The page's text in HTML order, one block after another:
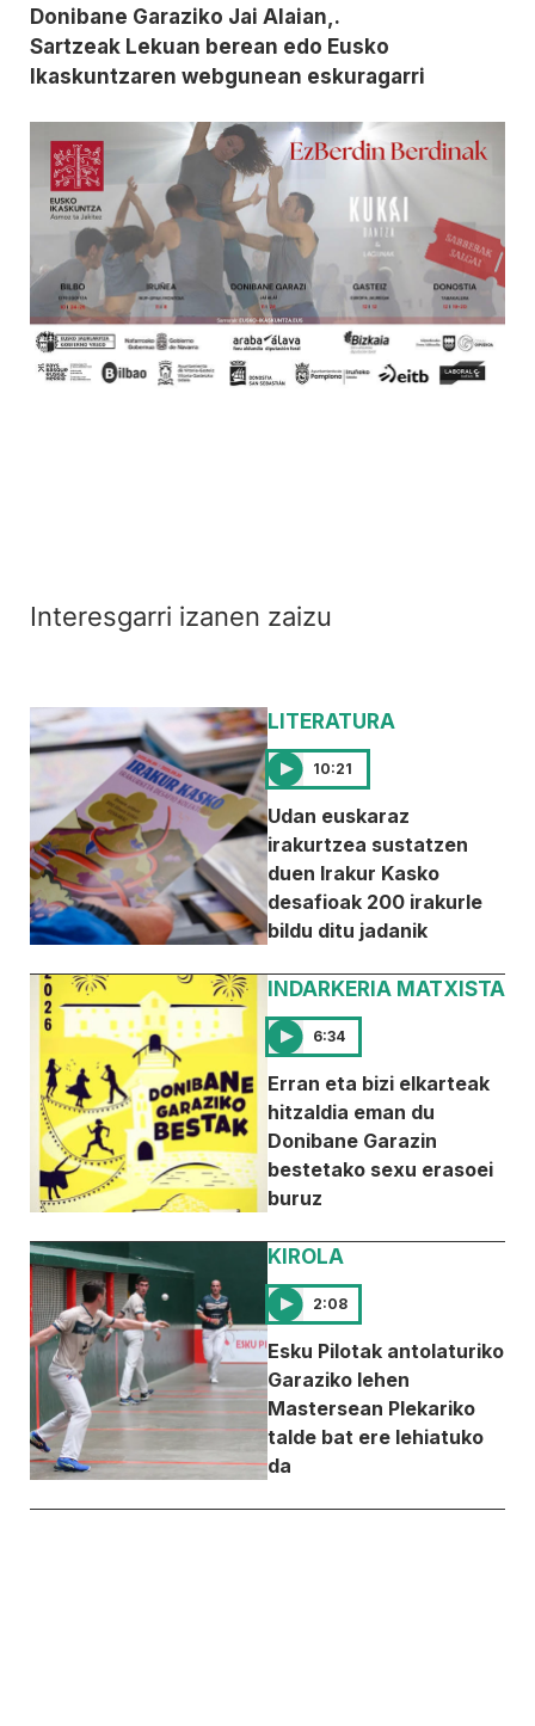
Donibane Garaziko Jai Alaian,.
Sartzeak Lekuan berean edo Eusko
Ikaskuntzaren webgunean eskuragarri
Interesgarri izanen zaizu
LITERATURA
10:21
Udan euskaraz
irakurtzea sustatzen
duen Irakur Kasko
desafioak 200 irakurle
bildu ditu jadanik
INDARKERIA MATXISTA
6:34
Erran eta bizi elkarteak
hitzaldia eman du
Donibane Garazin
bestetako sexu erasoei
buruz
KIROLA
2:08
Esku Pilotak antolaturiko
Garaziko lehen
Mastersean Plekariko
talde bat ere lehiatuko
da